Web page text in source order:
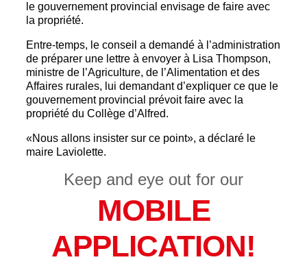
le gouvernement provincial envisage de faire avec
la propriété.
Entre-temps, le conseil a demandé à l’administration
de préparer une lettre à envoyer à Lisa Thompson,
ministre de l’Agriculture, de l’Alimentation et des
Affaires rurales, lui demandant d’expliquer ce que le
gouvernement provincial prévoit faire avec la
propriété du Collège d’Alfred.
«Nous allons insister sur ce point», a déclaré le
maire Laviolette.
Keep and eye out for our
MOBILE
APPLICATION!